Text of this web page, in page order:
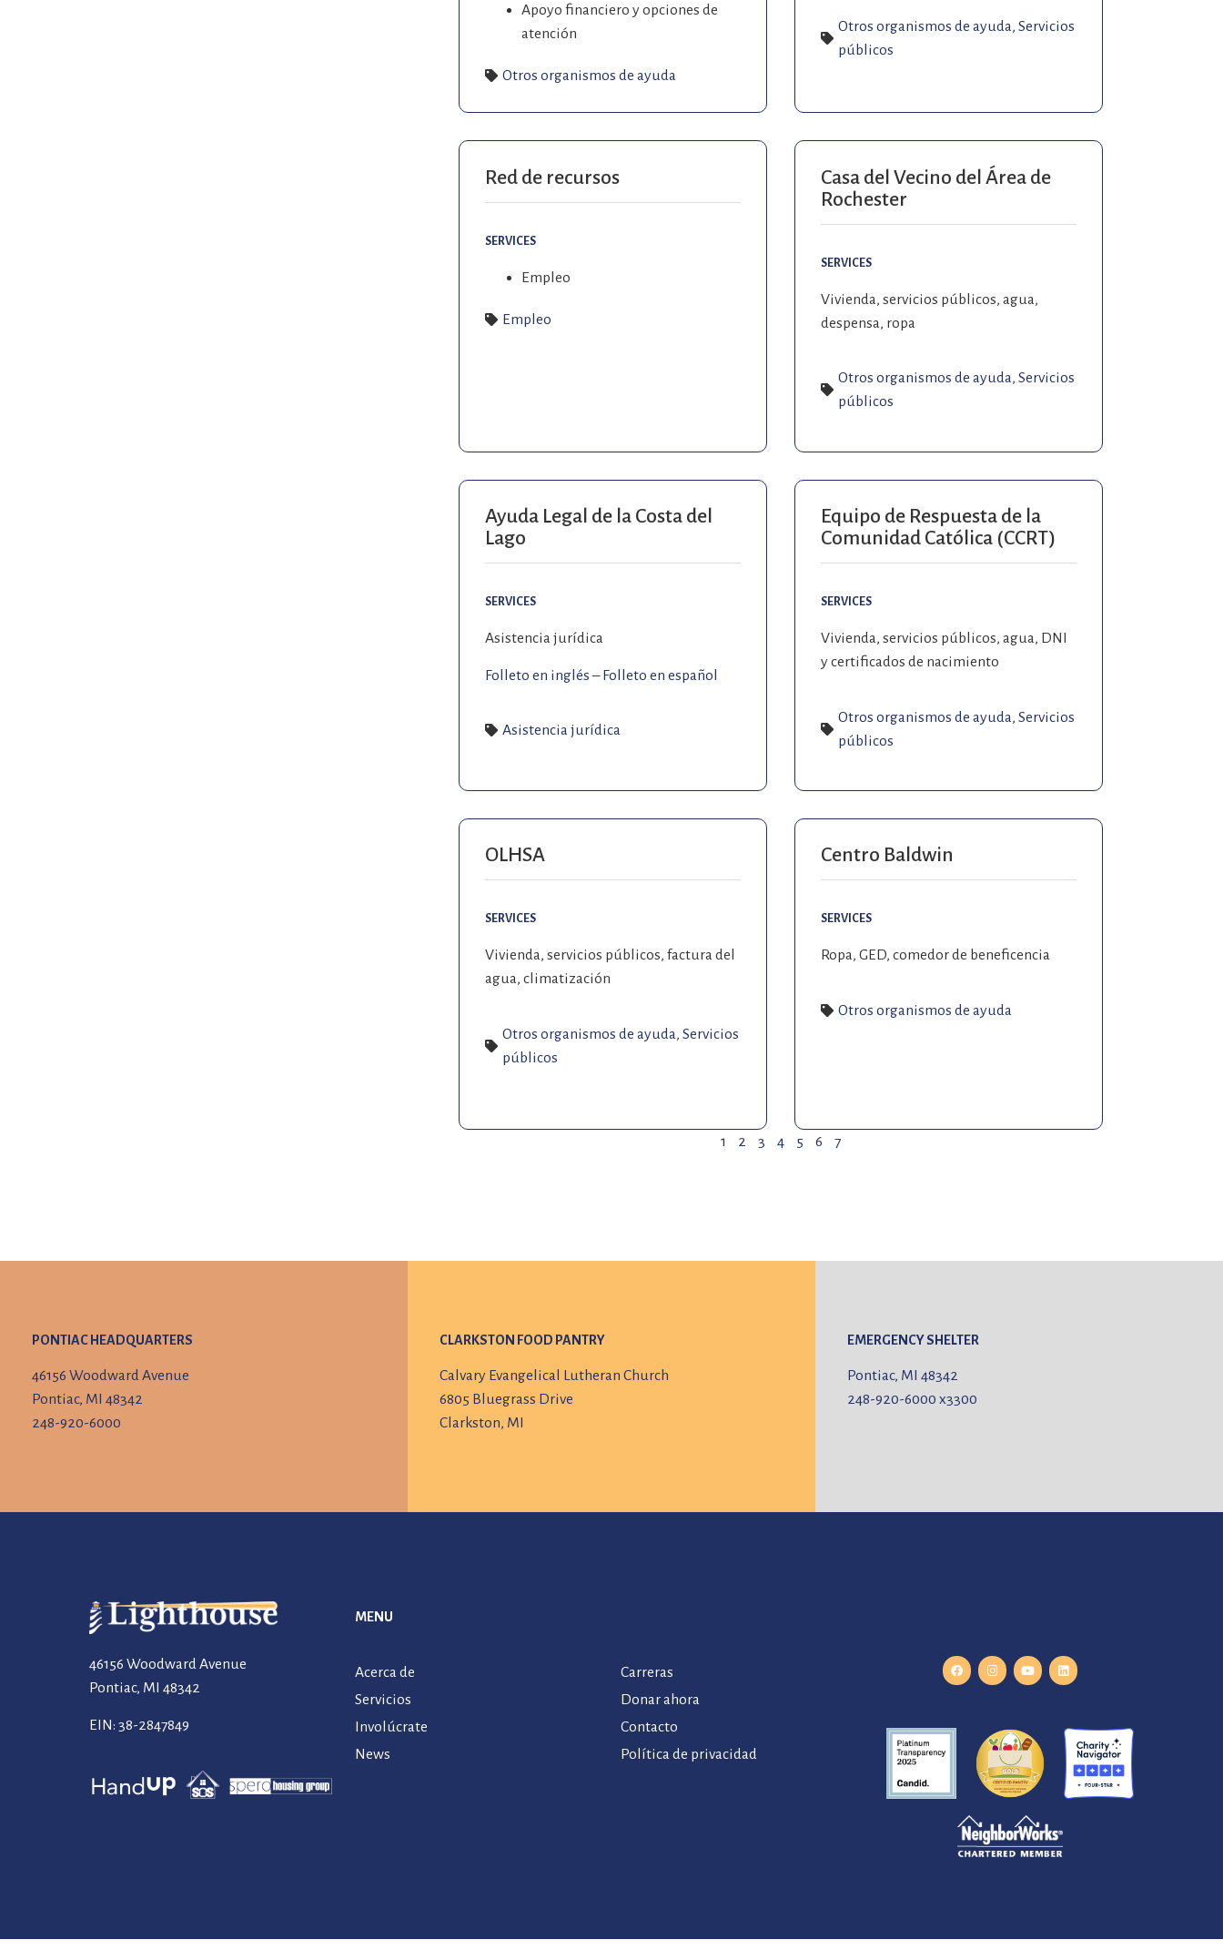
Apoyo financiero y opciones de
atención
Otros organismos de ayuda
Otros organismos de ayuda, Servicios
públicos
Red de recursos
SERVICES
Empleo
Empleo
Casa del Vecino del Área de
Rochester
SERVICES
Vivienda, servicios públicos, agua,
despensa, ropa
Otros organismos de ayuda, Servicios
públicos
Ayuda Legal de la Costa del
Lago
SERVICES
Asistencia jurídica
Folleto en inglés–Folleto en español
Asistencia jurídica
Equipo de Respuesta de la
Comunidad Católica (CCRT)
SERVICES
Vivienda, servicios públicos, agua, DNI
y certificados de nacimiento
Otros organismos de ayuda, Servicios
públicos
OLHSA
SERVICES
Vivienda, servicios públicos, factura del
agua, climatización
Otros organismos de ayuda, Servicios
públicos
Centro Baldwin
SERVICES
Ropa, GED, comedor de beneficencia
Otros organismos de ayuda
1 2 3 4 5 6 7
PONTIAC HEADQUARTERS
46156 Woodward Avenue
Pontiac, MI 48342
248-920-6000
CLARKSTON FOOD PANTRY
Calvary Evangelical Lutheran Church
6805 Bluegrass Drive
Clarkston, MI
EMERGENCY SHELTER
Pontiac, MI 48342
248-920-6000x3300
46156 Woodward Avenue
Pontiac, MI 48342
EIN: 38-2847849
MENU
Acerca de
Servicios
Involúcrate
News
Carreras
Donar ahora
Contacto
Política de privacidad